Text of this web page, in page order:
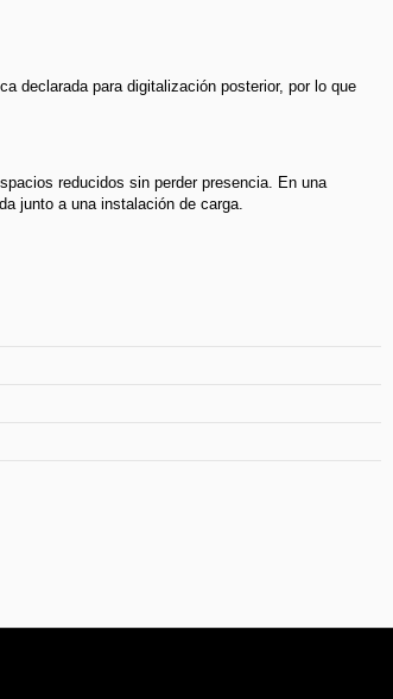
declarada para digitalización posterior, por lo que
reducidos sin perder presencia. En una
junto a una instalación de carga.